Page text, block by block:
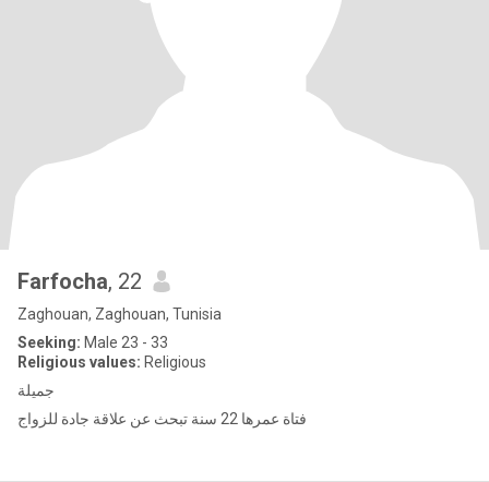
Farfocha, 22
Zaghouan, Zaghouan, Tunisia
Seeking: Male 23 - 33
Religious values: Religious
جميلة
فتاة عمرها 22 سنة تبحث عن علاقة جادة للزواج